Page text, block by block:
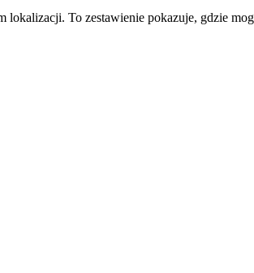
To zestawienie pokazuje, gdzie